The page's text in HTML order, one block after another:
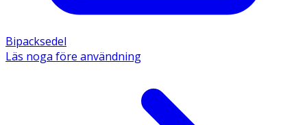
Bipacksedel
Läs noga före användning